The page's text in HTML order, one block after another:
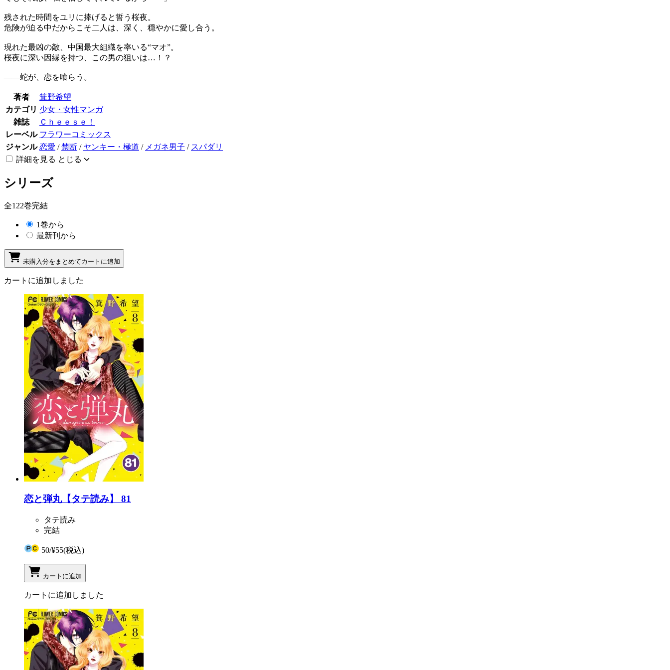
残された時間をユリに捧げると誓う桜夜。
危険が迫る中だからこそ二人は、深く、穏やかに愛し合う。
現れた最凶の敵、中国最大組織を率いる“マオ”。
桜夜に深い因縁を持つ、この男の狙いは…！？
――蛇が、恋を喰らう。
著者
箕野希望
カテゴリ 少女・女性マンガ
雑誌
Ｃｈｅｅｓｅ！
レーベル フラワーコミックス
ジャンル 恋愛 /禁断 / ヤンキー・極道 / メガネ男子 / スパダリ
詳細を見る とじる
シリーズ
全122巻完結
1巻から
最新刊から
未購入分をまとめてカートに追加
カートに追加しました
恋と弾丸【タテ読み】 81
タテ読み
完結
50/¥55(税込)
カートに追加
カートに追加しました